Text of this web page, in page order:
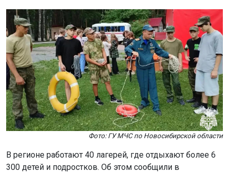
Фото: ГУ МЧС по Новосибирской области
В регионе работают 40 лагерей, где отдыхают более 6
300 детей и подростков. Об этом сообщили в